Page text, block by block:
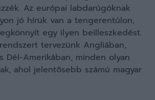
Az európai labdarúgóknak
jó hírük van a tengerentúlon,
egy ilyen beilleszkedést.
tervezünk Angliában,
Dél-Amerikában, minden olyan
ahol jelentősebb számú magyar